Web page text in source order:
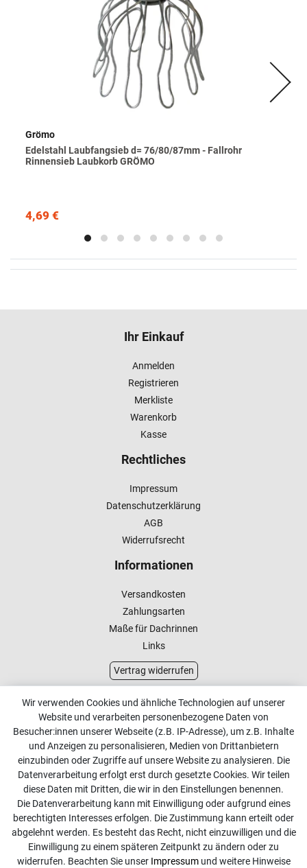
Grömo
Edelstahl Laubfangsieb d= 76/80/87mm - Fallrohr
Rinnensieb Laubkorb GRÖMO
4,69 €
Ihr Einkauf
Anmelden
Registrieren
Merkliste
Warenkorb
Kasse
Rechtliches
Impressum
Datenschutzerklärung
AGB
Widerrufsrecht
Informationen
Versandkosten
Zahlungsarten
Maße für Dachrinnen
Links
Vertrag widerrufen
Kundenservice
Kontakt
Online Retourenservice
Kontakt
info@dachdecker-shop.de
+49 3501 507295
Montag - Freitag, 08:00 - 16:00
Wir verwenden Cookies und ähnliche Technologien auf unserer
Website und verarbeiten personenbezogene Daten von
Besucher:innen unserer Webseite (z.B. IP-Adresse), um z.B. Inhalte
und Anzeigen zu personalisieren, Medien von Drittanbietern
einzubinden oder Zugriffe auf unsere Website zu analysieren. Die
Datenverarbeitung erfolgt erst durch gesetzte Cookies. Wir teilen
diese Daten mit Dritten, die wir in den Einstellungen benennen.
Die Datenverarbeitung kann mit Einwilligung oder aufgrund eines
berechtigten Interesses erfolgen. Die Zustimmung kann erteilt oder
abgelehnt werden. Es besteht das Recht, nicht einzuwilligen und die
Einwilligung zu einem späteren Zeitpunkt zu ändern oder zu
widerrufen. Beachten Sie unser Impressumund weitere Hinweise